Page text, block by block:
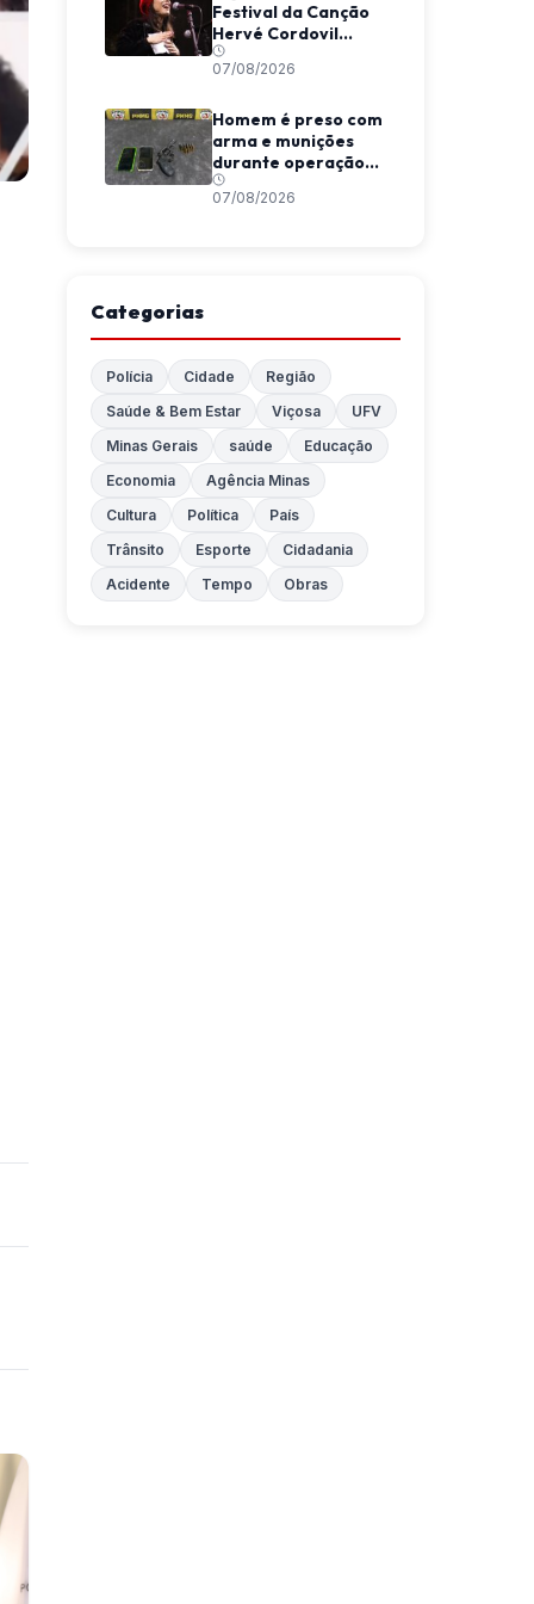
Festival da Canção
Hervé Cordovil
neste fim de semana
07/08/2026
Homem é preso com
arma e munições
durante operação
da Polícia Militar em
Araponga
07/08/2026
Categorias
Polícia Cidade
Região
Saúde & Bem Estar
Viçosa
UFV
Minas Gerais
saúde
Educação
Economia
Agência Minas
Cultura
Política
País
Trânsito
Esporte
Cidadania
Acidente
Tempo Obras